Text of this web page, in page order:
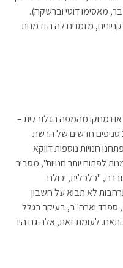
בר, מאסימו דוטי וברשקה).
מזמנים לה הזדמנות
נמחקו מהמפה הגלובלית –
H&M רשמה רווחים, בין היתר בזכות 215 סניפים חדשים של הרשת
ברחבי הגלובוס בשנת 2009. "פתחנו חנויות נוספות דווקא
לפתוח יותר חנויות", מסביר
"כלכלית, יכולנו
לא תבוא על חשבון
ספרד וארה"ב, בעיקר בגלל
לעומת זאת, אלה גם היו